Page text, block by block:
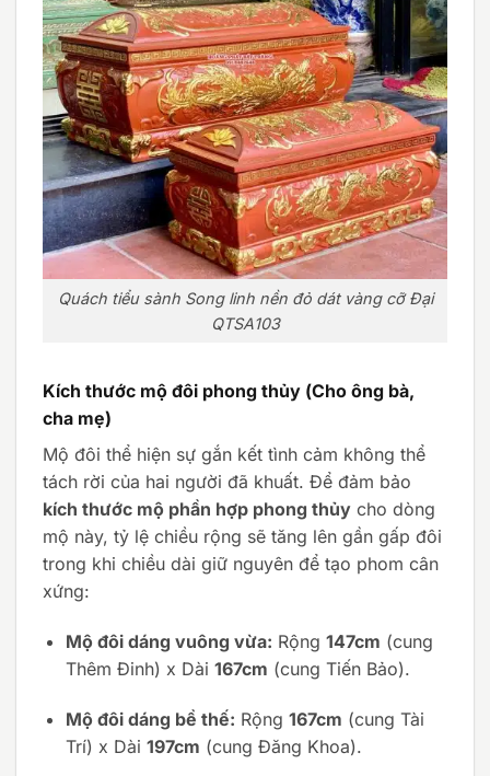
Quách tiểu sành Song linh nền đỏ dát vàng cỡ Đại
QTSA103
Kích thước mộ đôi phong thủy (Cho ông bà,
cha mẹ)
Mộ đôi thể hiện sự gắn kết tình cảm không thể
tách rời của hai người đã khuất. Để đảm bảo
kích thước mộ phần hợp phong thủy cho dòng
mộ này, tỷ lệ chiều rộng sẽ tăng lên gần gấp đôi
trong khi chiều dài giữ nguyên để tạo phom cân
xứng:
Mộ đôi dáng vuông vừa: Rộng 147cm (cung
Thêm Đinh) x Dài 167cm (cung Tiến Bảo).
Mộ đôi dáng bề thế: Rộng 167cm (cung Tài
Trí) x Dài 197cm (cung Đăng Khoa).